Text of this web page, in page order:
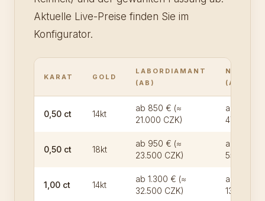
Aktuelle Live-Preise finden Sie im
Konfigurator.
KARAT GOLD
LABORDIAMANT
(AB)
(AB)
0,50 ct 14kt
ab 850 € (≈
21.000 CZK)
ab 1.900
47.500
0,50 ct 18kt
ab 950 € (≈
23.500 CZK)
ab 2.200
55.000
1,00 ct 14kt
ab 1.300 € (≈
32.500 CZK)
ab 5.500
137.500